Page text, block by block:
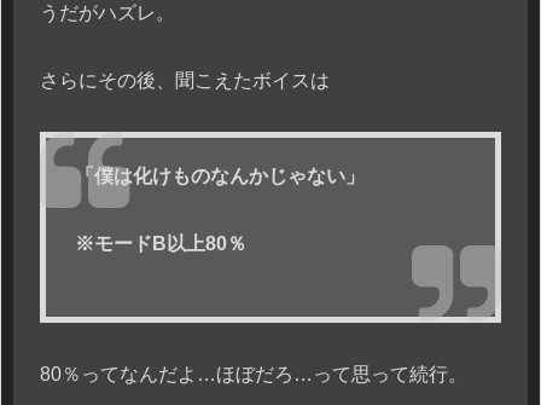
うだがハズレ。
さらにその後、聞こえたボイスは
「僕は化けものなんかじゃない」
※モードB以上80％
80％ってなんだよ…ほぼだろ…って思って続行。